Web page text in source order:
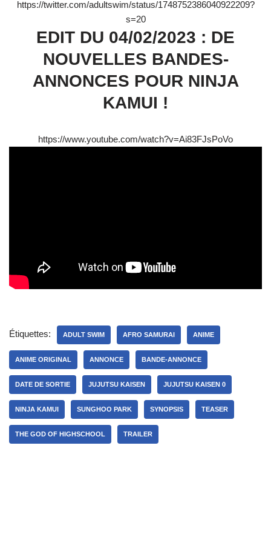
https://twitter.com/adultswim/status/1748752386040922209?
s=20
EDIT DU 04/02/2023 : DE
NOUVELLES BANDES-
ANNONCES POUR NINJA
KAMUI !
https://www.youtube.com/watch?v=Ai83FJsPoVo
Étiquettes: ADULT SWIM AFRO SAMURAI ANIME
ANIME ORIGINAL ANNONCE BANDE-ANNONCE
DATE DE SORTIE JUJUTSU KAISEN JUJUTSU KAISEN 0
NINJA KAMUI SUNGHOO PARK SYNOPSIS TEASER
THE GOD OF HIGHSCHOOL TRAILER